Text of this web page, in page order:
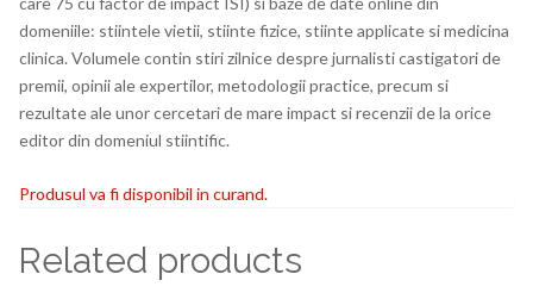
domeniile: stiintele vietii, stiinte fizice, stiinte applicate si medicina
clinica. Volumele contin stiri zilnice despre jurnalisti castigatori de
premii, opinii ale expertilor, metodologii practice, precum si
rezultate ale unor cercetari de mare impact si recenzii de la orice
editor din domeniul stiintific.
Produsul va fi disponibil in curand.
Related products